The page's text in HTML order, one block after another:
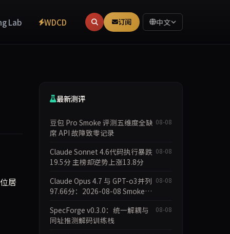
Lab WDCD 订阅 中文
居
最新测评
豆包 Pro Smoke 评测五维度全缺
席 API 故障致零记录
08-08
Claude Sonnet 4.6代码执行暴跌
19.5分 主榜却逆势上涨13.8分
08-08
Claude Opus 4.7 与 GPT-o3并列
97.66分：2026-08-08 Smoke快
08-08
SpecForge v0.3.0：统一解耦与
同址推测解码训练栈
08-08